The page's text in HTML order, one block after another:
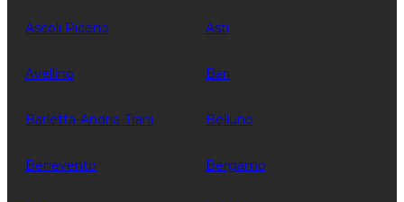
Ascoli Piceno Asti
Avellino Bari
Barletta-Andria-Trani Belluno
Benevento Bergamo